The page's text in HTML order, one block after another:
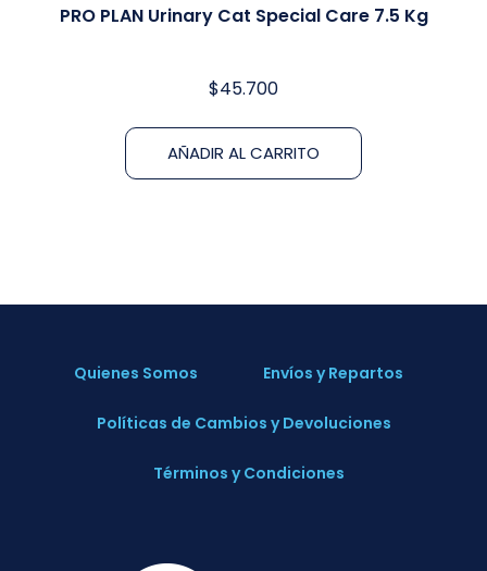
PRO PLAN Urinary Cat Special Care 7.5 Kg
$45.700
AÑADIR AL CARRITO
Quienes Somos Envíos y Repartos
Políticas de Cambios y Devoluciones
Términos y Condiciones